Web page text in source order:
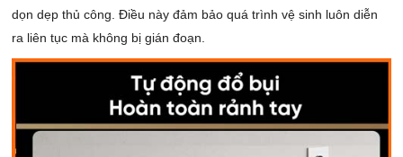
dọn dẹp thủ công. Điều này đảm bảo quá trình vệ sinh luôn diễn
ra liên tục mà không bị gián đoạn.